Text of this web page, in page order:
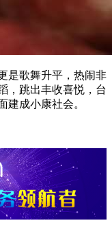
是歌舞升平，热闹非
，跳出丰收喜悦，台
建成小康社会。